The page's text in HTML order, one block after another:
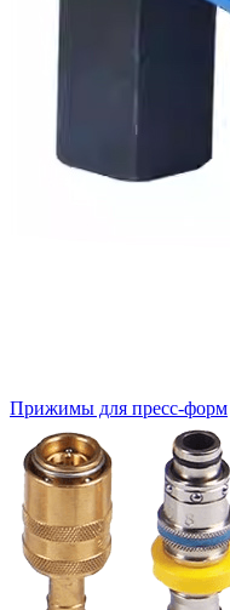
Прижимы для пресс-форм